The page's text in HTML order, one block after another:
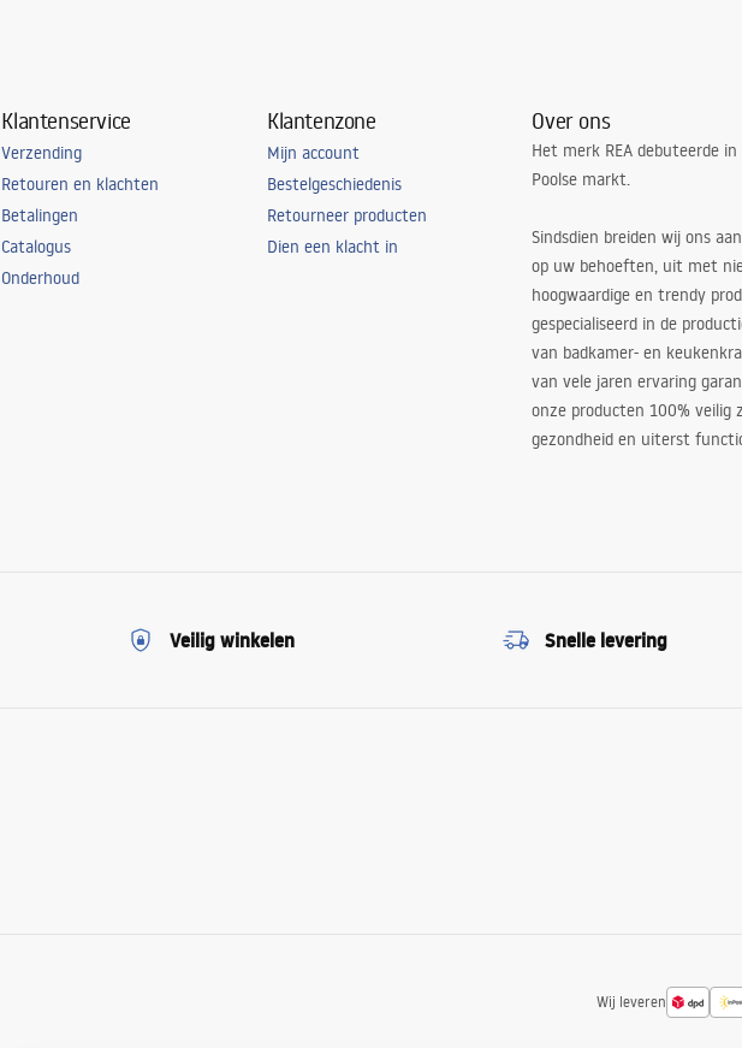
Klantenservice
Verzending
Retouren en klachten
Betalingen
Catalogus
Onderhoud
Klantenzone
Mijn account
Bestelgeschiedenis
Retourneer producten
Dien een klacht in
Over ons
Het merk REA debuteerde
Poolse markt.
Sindsdien breiden wij ons
op uw behoeften, uit met
hoogwaardige en trendy
gespecialiseerd in de
van badkamer- en
van vele jaren ervaring
onze producten 100% veilig
gezondheid en uiterst
Veilig winkelen Snelle levering
Wij leveren